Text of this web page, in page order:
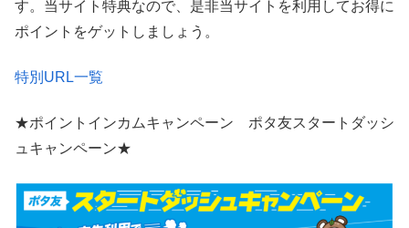
す。当サイト特典なので、是非当サイトを利用してお得に
ポイントをゲットしましょう。
特別URL一覧
★ポイントインカムキャンペーン ポタ友スタートダッシ
ュキャンペーン★